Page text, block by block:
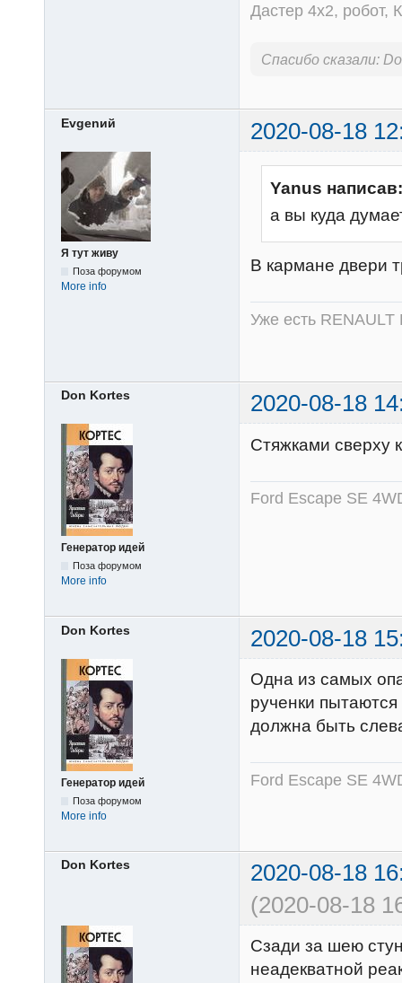
Дастер 4х2, робот,
Спасибо сказали:
Evgenий 2020-08-18
Я тут живу
Поза форумом
More info
Yanus написав:
а вы куда
В кармане двери
Уже есть
Don Kortes 2020-08-18
Генератор идей
Поза форумом
More info
Стяжками сверху
Ford Escape SE
Don Kortes 2020-08-18
Генератор идей
Поза форумом
More info
Одна из самых
рученки
должна быть
Ford Escape SE
Don Kortes
2020-08-18
(2020-08-18
Сзади за шею
неадекватной